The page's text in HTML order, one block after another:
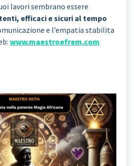
lavori sembrano essere
efficaci e sicuri al tempo
e l’empatia stabilita
www.maestroefrem.com